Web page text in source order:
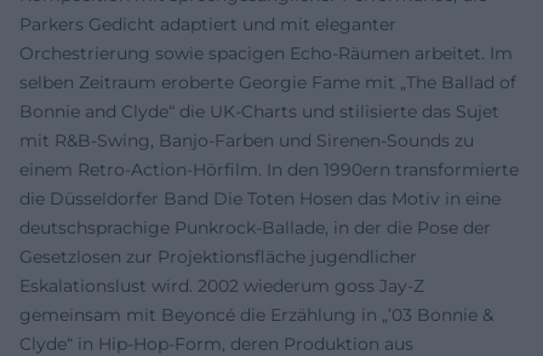
Parkers Gedicht adaptiert und mit eleganter
Orchestrierung sowie spacigen Echo-Räumen arbeitet. Im
selben Zeitraum eroberte Georgie Fame mit „The Ballad of
Bonnie and Clyde“ die UK-Charts und stilisierte das Sujet
mit R&B-Swing, Banjo-Farben und Sirenen-Sounds zu
einem Retro-Action-Hörfilm. In den 1990ern transformierte
die Düsseldorfer Band Die Toten Hosen das Motiv in eine
deutschsprachige Punkrock-Ballade, in der die Pose der
Gesetzlosen zur Projektionsfläche jugendlicher
Eskalationslust wird. 2002 wiederum goss Jay‑Z
gemeinsam mit Beyoncé die Erzählung in „’03 Bonnie &
Clyde“ in Hip‑Hop-Form, deren Produktion aus